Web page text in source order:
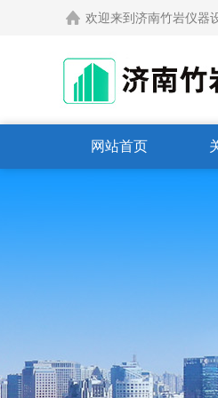
欢迎来到济南竹岩仪器
网站首页